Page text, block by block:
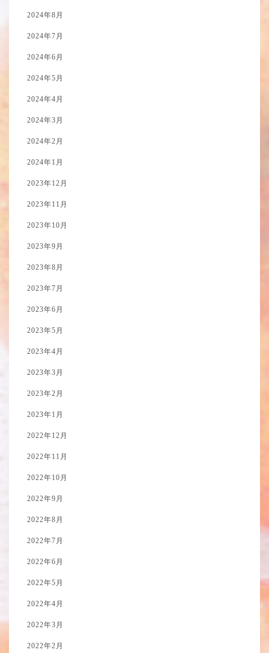
2024年8月
2024年7月
2024年6月
2024年5月
2024年4月
2024年3月
2024年2月
2024年1月
2023年12月
2023年11月
2023年10月
2023年9月
2023年8月
2023年7月
2023年6月
2023年5月
2023年4月
2023年3月
2023年2月
2023年1月
2022年12月
2022年11月
2022年10月
2022年9月
2022年8月
2022年7月
2022年6月
2022年5月
2022年4月
2022年3月
2022年2月